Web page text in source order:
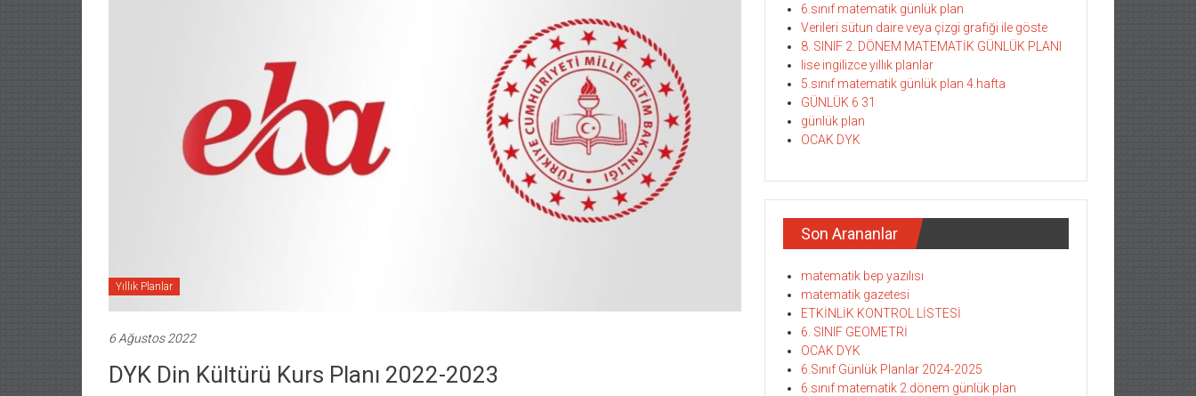
Yıllık Planlar
6 Ağustos 2022
DYK Din Kültürü Kurs Planı 2022-2023
6.sınıf matematik günlük plan
Verileri sütun daire veya çizgi grafiği ile göste
8. SINIF 2. DÖNEM MATEMATİK GÜNLÜK PLANI
lise ingilizce yıllık planlar
5.sınıf matematik günlük plan 4.hafta
GÜNLÜK 6 31
günlük plan
OCAK DYK
Son Arananlar
matematik bep yazılısı
matematik gazetesi
ETKİNLİK KONTROL LİSTESİ
6. SINIF GEOMETRİ
OCAK DYK
6.Sınıf Günlük Planlar 2024-2025
6.sınıf matematik 2.dönem günlük plan